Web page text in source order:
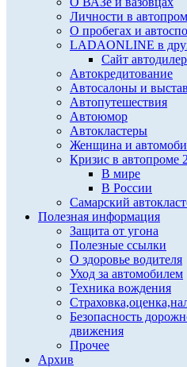
Личности в
О пробегах и
LADAONLINE в
Сайт
Автокредитование
Автосалоны и
Автопутешествия
Автоюмор
Автокластеры
Женщина и
Кризис в автопроме
В мире
В России
Самарский
Полезная информация
Защита от угона
Полезные ссылки
О здоровье водителя
Уход за автомобилем
Техника вождения
Безопасность
движения
Прочее
Архив